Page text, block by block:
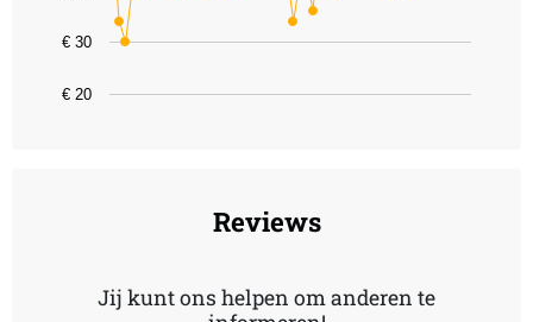
€ 20
€ 30
Reviews
Jij kunt ons helpen om anderen te